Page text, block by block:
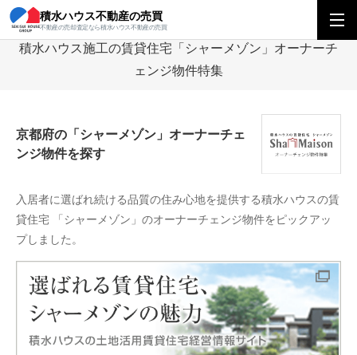
積水ハウス不動産の売買
不動産の売却査定なら積水ハウス不動産の売買
積水ハウス不動産の売買 積水ハウス施工の賃貸住宅「シャーメゾン」オーナーチ
積水ハウス施工の賃貸住宅「シャーメゾン」オーナーチ
ェンジ物件特集
京都府の「シャーメゾン」オーナーチェ
ンジ物件を探す
入居者に選ばれ続ける品質の住み心地を提供する積水ハウスの賃
貸住宅 「シャーメゾン」のオーナーチェンジ物件をピックアッ
プしました。